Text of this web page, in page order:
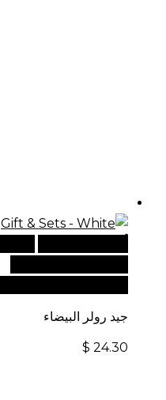
جيد رولر البيضاء
$ 24.30